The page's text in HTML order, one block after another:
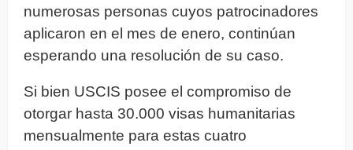
numerosas personas cuyos patrocinadores
aplicaron en el mes de enero, continúan
esperando una resolución de su caso.
Si bien USCIS posee el compromiso de
otorgar hasta 30.000 visas humanitarias
mensualmente para estas cuatro